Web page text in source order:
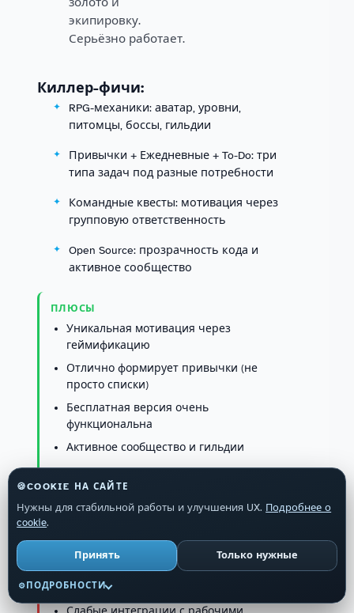
экипировку.
Серьёзно работает.
Киллер-фичи:
RPG-механики: аватар, уровни,
питомцы, боссы, гильдии
Привычки + Ежедневные + To-Do: три
типа задач под разные потребности
Командные квесты: мотивация через
групповую ответственность
Open Source: прозрачность кода и
активное сообщество
ПЛЮСЫ
Уникальная мотивация через
геймификацию
Отлично формирует привычки (не
просто списки)
Бесплатная версия очень
функциональна
Активное сообщество и гильдии
МИНУСЫ
покажется несерьёзной
Нет продвинутого управления
проектами
🍪COOKIE НА САЙТЕ
Нужны для стабильной работы и улучшения UX. Подробнее о
cookie.
Принять Только нужные
⚙ ПОДРОБНОСТИ